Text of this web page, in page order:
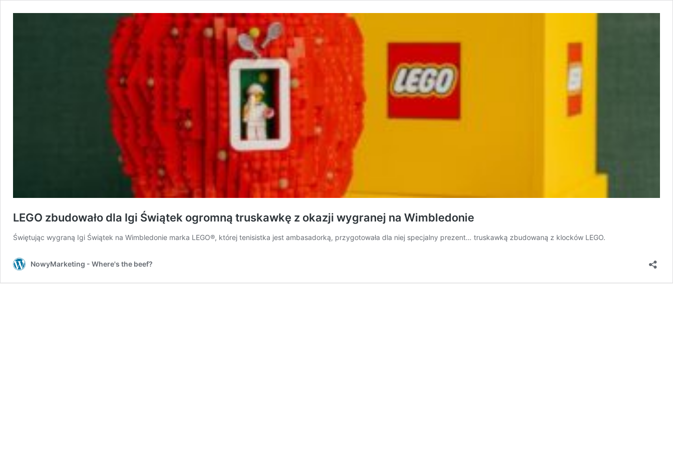
LEGO zbudowało dla Igi Świątek ogromną truskawkę z okazji wygranej na Wimbledonie
Świętując wygraną Igi Świątek na Wimbledonie marka LEGO®, której tenisistka jest ambasadorką, przygotowała dla niej specjalny prezent… truskawką zbudowaną z klocków LEGO.
NowyMarketing - Where's the beef?